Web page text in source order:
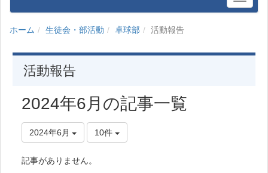
ホーム 生徒会・部活動 卓球部 活動報告
活動報告
2024年6月の記事一覧
2024年6月 10件
記事がありません。